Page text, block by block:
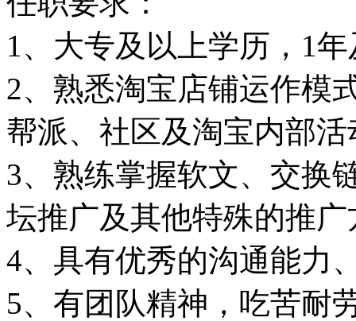
1、大专及以上学历，1
2、熟悉淘宝店铺运作模
帮派、社区及淘宝内部活
3、熟练掌握软文、交换
坛推广及其他特殊的推广
4、具有优秀的沟通能力
5、有团队精神，吃苦耐